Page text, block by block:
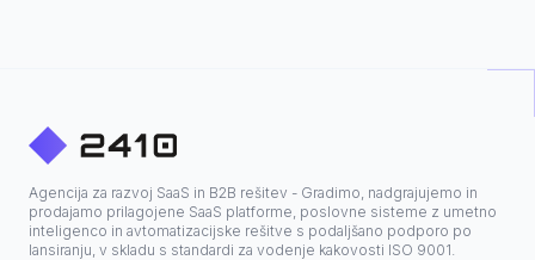
Agencija za razvoj SaaS in B2B rešitev - Gradimo, nadgrajujemo in
prodajamo prilagojene SaaS platforme, poslovne sisteme z umetno
inteligenco in avtomatizacijske rešitve s podaljšano podporo po
lansiranju, v skladu s standardi za vodenje kakovosti ISO 9001.